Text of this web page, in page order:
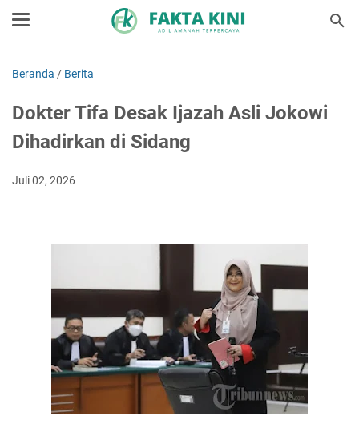
Beranda / Berita
Dokter Tifa Desak Ijazah Asli Jokowi
Dihadirkan di Sidang
Juli 02, 2026